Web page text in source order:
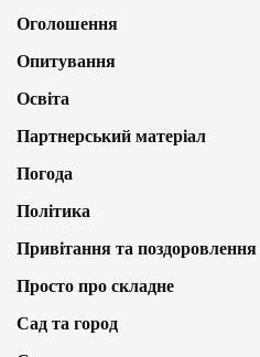
Оголошення
Опитування
Освіта
Партнерський матеріал
Погода
Політика
Привітання та поздоровлення
Просто про складне
Сад та город